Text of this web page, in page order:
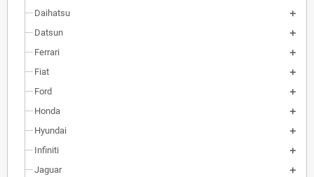
Daihatsu
Datsun
Ferrari
Fiat
Ford
Honda
Hyundai
Infiniti
Jaguar